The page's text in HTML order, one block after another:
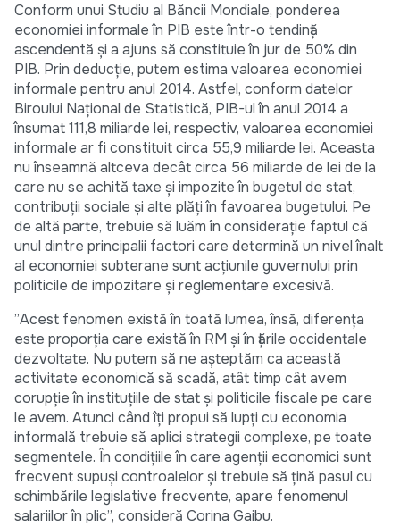
Conform unui Studiu al Băncii Mondiale, ponderea
economiei informale în PIB este într-o tendință
ascendentă și a ajuns să constituie în jur de 50% din
PIB. Prin deducție, putem estima valoarea economiei
informale pentru anul 2014. Astfel, conform datelor
Biroului Național de Statistică, PIB-ul în anul 2014 a
însumat 111,8 miliarde lei, respectiv, valoarea economiei
informale ar fi constituit circa 55,9 miliarde lei. Aceasta
nu înseamnă altceva decât circa 56 miliarde de lei de la
care nu se achită taxe și impozite în bugetul de stat,
contribuții sociale și alte plăți în favoarea bugetului. Pe
de altă parte, trebuie să luăm în considerație faptul că
unul dintre principalii factori care determină un nivel înalt
al economiei subterane sunt acțiunile guvernului prin
politicile de impozitare și reglementare excesivă.
”Acest fenomen există în toată lumea, însă, diferența
este proporția care există în RM și în țările occidentale
dezvoltate. Nu putem să ne așteptăm ca această
activitate economică să scadă, atât timp cât avem
corupție în instituțiile de stat și politicile fiscale pe care
le avem. Atunci când îți propui să lupți cu economia
informală trebuie să aplici strategii complexe, pe toate
segmentele. În condițiile în care agenții economici sunt
frecvent supuși controalelor și trebuie să țină pasul cu
schimbările legislative frecvente, apare fenomenul
salariilor în plic”, consideră Corina Gaibu.